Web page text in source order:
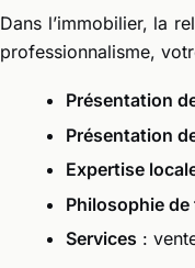
Dans l’immobilier, la
professionnalisme,
Présentation
Présentation
Expertise
Philosophie de
Services :